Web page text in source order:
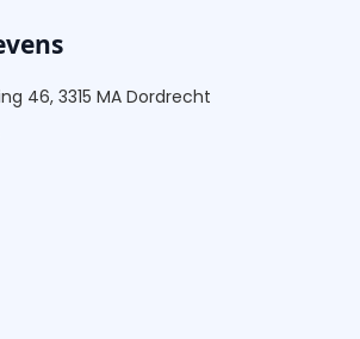
46, 3315 MA Dordrecht